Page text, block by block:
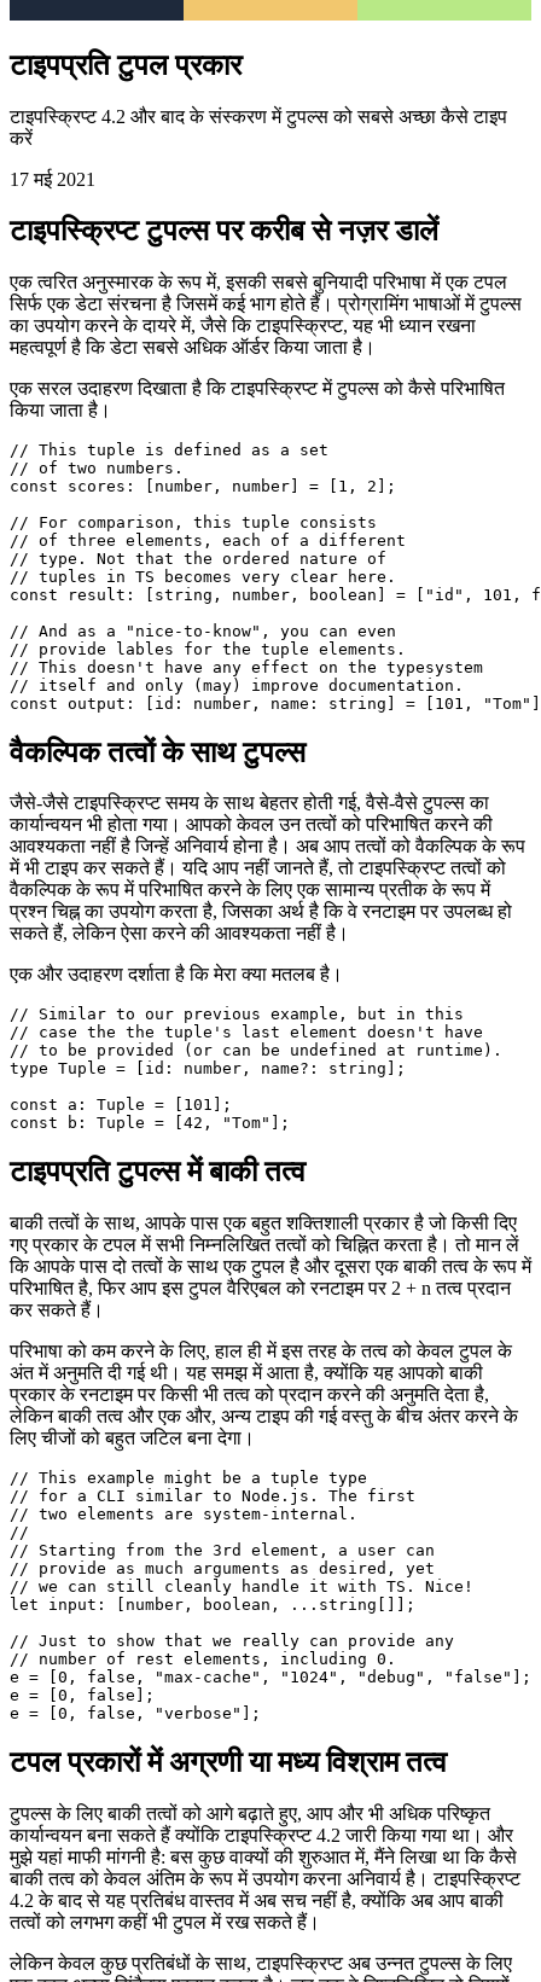
टाइपप्रति टुपल प्रकार
टाइपस्क्रिप्ट 4.2 और बाद के संस्करण में टुपल्स को सबसे अच्छा कैसे टाइप
17 मई 2021
टाइपस्क्रिप्ट टुपल्स पर करीब से नज़र डालें
एक त्वरित अनुस्मारक के रूप में, इसकी सबसे बुनियादी परिभाषा में एक टपल
सिर्फ एक डेटा संरचना है जिसमें कई भाग होते हैं। प्रोग्रामिंग भाषाओं में टुपल्स
का उपयोग करने के दायरे में, जैसे कि टाइपस्क्रिप्ट, यह भी ध्यान रखना
महत्वपूर्ण है कि डेटा सबसे अधिक ऑर्डर किया जाता है।
एक सरल उदाहरण दिखाता है कि टाइपस्क्रिप्ट में टुपल्स को कैसे परिभाषित
किया जाता है।
// of two numbers.
const scores: [number, number] = [1, 2];
// For comparison, this tuple consists
// of three elements, each of a different
// tuples in TS becomes very clear here.
const result: [string, number, boolean] = ["id", 101,
// And as a "nice-to-know", you can even
// provide lables for the tuple elements.
// itself and only (may) improve documentation.
वैकल्पिक तत्वों के साथ टुपल्स
जैसे-जैसे टाइपस्क्रिप्ट समय के साथ बेहतर होती गई, वैसे-वैसे टुपल्स का
कार्यान्वयन भी होता गया। आपको केवल उन तत्वों को परिभाषित करने की
आवश्यकता नहीं है जिन्हें अनिवार्य होना है। अब आप तत्वों को वैकल्पिक के रूप
में भी टाइप कर सकते हैं। यदि आप नहीं जानते हैं, तो टाइपस्क्रिप्ट तत्वों को
वैकल्पिक के रूप में परिभाषित करने के लिए एक सामान्य प्रतीक के रूप में
प्रश्न चिह्न का उपयोग करता है, जिसका अर्थ है कि वे रनटाइम पर उपलब्ध हो
एक और उदाहरण दर्शाता है कि मेरा क्या मतलब है।
// Similar to our previous example, but in this
// to be provided (or can be undefined at runtime).
type Tuple = [id: number, name?: string];
const a: Tuple = [101];
टाइपप्रति टुपल्स में बाकी तत्व
बाकी तत्वों के साथ, आपके पास एक बहुत शक्तिशाली प्रकार है जो किसी दिए
गए प्रकार के टपल में सभी निम्नलिखित तत्वों को चिह्नित करता है। तो मान लें
कि आपके पास दो तत्वों के साथ एक टुपल है और दूसरा एक बाकी तत्व के रूप में
परिभाषित है, फिर आप इस टुपल वैरिएबल को रनटाइम पर 2 + n तत्व प्रदान
कर सकते हैं।
परिभाषा को कम करने के लिए, हाल ही में इस तरह के तत्व को केवल टुपल के
अंत में अनुमति दी गई थी। यह समझ में आता है, क्योंकि यह आपको बाकी
प्रकार के रनटाइम पर किसी भी तत्व को प्रदान करने की अनुमति देता है,
लेकिन बाकी तत्व और एक और, अन्य टाइप की गई वस्तु के बीच अंतर करने के
लिए चीजों को बहुत जटिल बना देगा।
// This example might be a tuple type
// for a CLI similar to Node.js. The first
// two elements are system-internal.
//
// Starting from the 3rd element, a user can
// we can still cleanly handle it with TS. Nice!
let input: [number, boolean, ...string[]];
// Just to show that we really can provide any
// number of rest elements, including 0.
e = [0, false];
टपल प्रकारों में अग्रणी या मध्य विश्राम तत्व
टुपल्स के लिए बाकी तत्वों को आगे बढ़ाते हुए, आप और भी अधिक परिष्कृत
कार्यान्वयन बना सकते हैं क्योंकि टाइपस्क्रिप्ट 4.2 जारी किया गया था। और
मुझे यहां माफी मांगनी है: बस कुछ वाक्यों की शुरुआत में, मैंने लिखा था कि कैसे
बाकी तत्व को केवल अंतिम के रूप में उपयोग करना अनिवार्य है। टाइपस्क्रिप्ट
4.2 के बाद से यह प्रतिबंध वास्तव में अब सच नहीं है, क्योंकि अब आप बाकी